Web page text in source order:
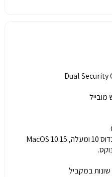
תואם למערכות הפעלה ווינדוס 10 ומעלה, MacOS 10.15